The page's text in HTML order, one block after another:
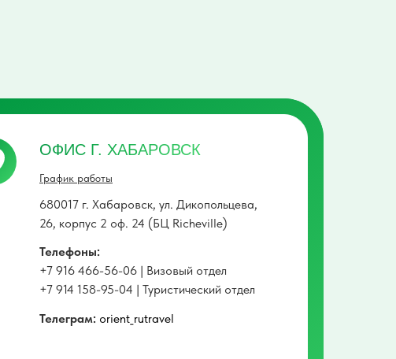
ОФИС Г. ХАБАРОВСК
680017 г. Хабаровск, ул. Дикопольцева,
26, корпус 2 оф. 24 (БЦ Richeville)
График работы
Телефоны:
+7 916 466-56-06 | Визовый отдел
+7 914 158-95-04 | Туристический отдел
Телеграм: orient_rutravel